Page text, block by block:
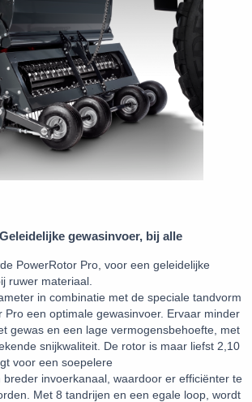
gewasinvoer, bij alle
PowerRotor Pro, voor een geleidelijke
ruwer materiaal.
in combinatie met de speciale tandvorm
Pro een optimale gewasinvoer. Ervaar minder
gewas en een lage vermogensbehoefte, met
snijkwaliteit. De rotor is maar liefst 2,10
voor een soepelere
invoerkanaal, waardoor er efficiënter te
Met 8 tandrijen en een egale loop, wordt